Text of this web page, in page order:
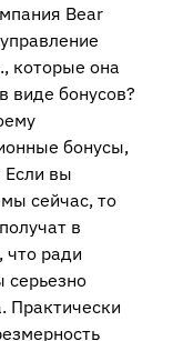
Bear
которые она
виде бонусов?
бонусы,
вы
сейчас, то
в
что ради
серьезно
Практически